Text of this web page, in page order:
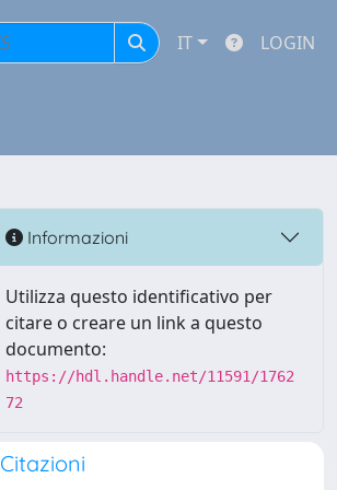
IT LOGIN
Informazioni
Utilizza questo identificativo per
citare o creare un link a questo
documento:
https://hdl.handle.net/11591/1762
72
Citazioni